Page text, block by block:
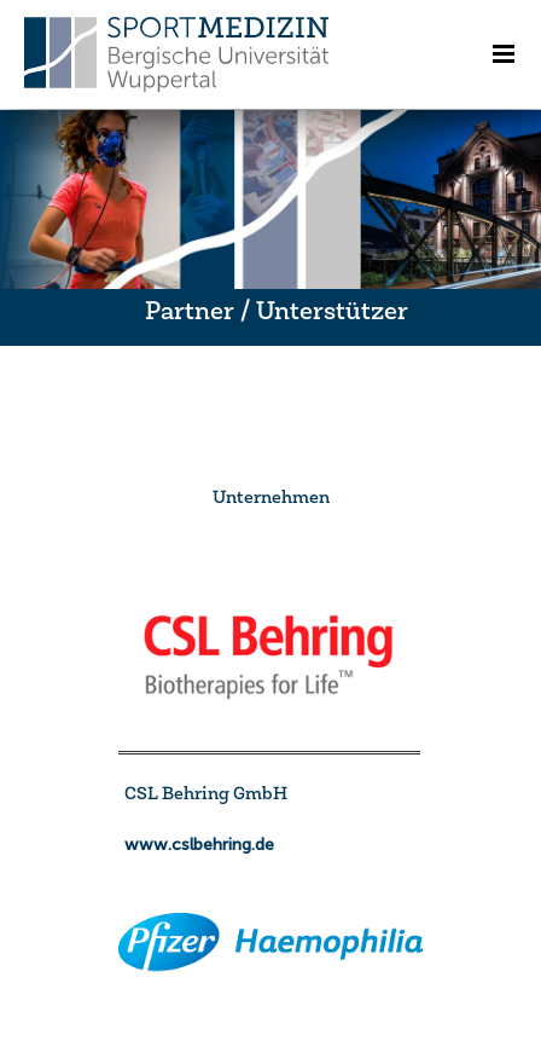
Partner / Unterstützer
Unternehmen
CSL Behring GmbH
www.cslbehring.de